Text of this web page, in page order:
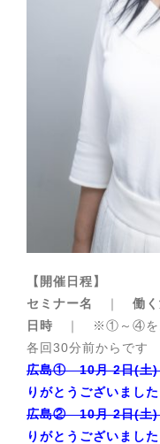
【開催日程】
セミナー名
｜ 働
日時 ｜ ※①～④をお
各回30分前からです
広島① 10月 2日(土
りがとうございました
広島② 10月 2日(土
りがとうございました